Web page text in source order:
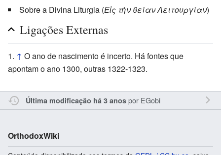
Sobre a Divina Liturgia (Εἰς τὴν θείαν Λειτουργίαν)
Ligações Externas
↑ O ano de nascimento é incerto. Há fontes que
apontam o ano 1300, outras 1322-1323.
Última modificação há 3 anospor EGobi
OrthodoxWiki